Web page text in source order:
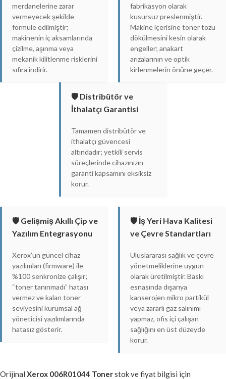
merdanelerine zarar
vermeyecek şekilde
formüle edilmiştir;
makinenin iç aksamlarında
çizilme, aşınma veya
mekanik kilitlenme risklerini
sıfıra indirir.
fabrikasyon olarak
kusursuz preslenmiştir.
Makine içerisine toner tozu
dökülmesini kesin olarak
engeller; anakart
arızalarının ve optik
kirlenmelerin önüne geçer.
🛡️ Distribütör ve
İthalatçı Garantisi
Tamamen distribütör ve
ithalatçı güvencesi
altındadır; yetkili servis
süreçlerinde cihazınızın
garanti kapsamını eksiksiz
korur.
🛡️ Gelişmiş Akıllı Çip ve
Yazılım Entegrasyonu
Xerox’un güncel cihaz
yazılımları (firmware) ile
%100 senkronize çalışır;
“toner tanınmadı” hatası
vermez ve kalan toner
seviyesini kurumsal ağ
yöneticisi yazılımlarında
hatasız gösterir.
🛡️ İş Yeri Hava Kalitesi
ve Çevre Standartları
Uluslararası sağlık ve çevre
yönetmeliklerine uygun
olarak üretilmiştir. Baskı
esnasında dışarıya
kanserojen mikro partikül
veya zararlı gaz salınımı
yapmaz, ofis içi çalışan
sağlığını en üst düzeyde
korur.
Orijinal Xerox 006R01044 Tonerstok ve fiyat bilgisi için